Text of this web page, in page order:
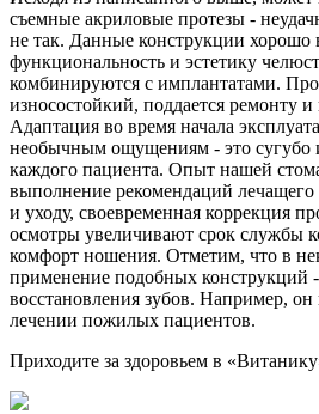
съемные акриловые протезы -
не так. Данные конструкции хорошо
функциональность и эстетику
комбинируются с имплантатами.
износостойкий, поддается ремонту и
Адаптация во время начала
необычным ощущениям - это сугубо
каждого пациента. Опыт нашей
выполнение рекомендаций
и уходу, своевременная коррекция
осмотры увеличивают срок службы
комфорт ношения. Отметим, что в
применение подобных конструкций
восстановления зубов. Например,
лечении пожилых пациентов.
Приходите за здоровьем в